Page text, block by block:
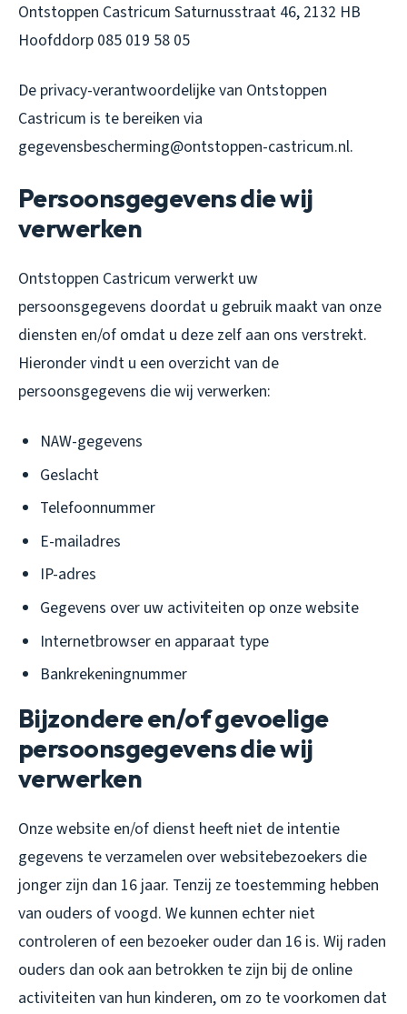
Ontstoppen Castricum Saturnusstraat 46, 2132 HB
Hoofddorp 085 019 58 05
De privacy-verantwoordelijke van Ontstoppen
Castricum is te bereiken via
gegevensbescherming@ontstoppen-castricum.nl.
Persoonsgegevens die wij
verwerken
Ontstoppen Castricum verwerkt uw
persoonsgegevens doordat u gebruik maakt van onze
diensten en/of omdat u deze zelf aan ons verstrekt.
Hieronder vindt u een overzicht van de
persoonsgegevens die wij verwerken:
NAW-gegevens
Geslacht
Telefoonnummer
E-mailadres
IP-adres
Gegevens over uw activiteiten op onze website
Internetbrowser en apparaat type
Bankrekeningnummer
Bijzondere en/of gevoelige
persoonsgegevens die wij
verwerken
Onze website en/of dienst heeft niet de intentie
gegevens te verzamelen over websitebezoekers die
jonger zijn dan 16 jaar. Tenzij ze toestemming hebben
van ouders of voogd. We kunnen echter niet
controleren of een bezoeker ouder dan 16 is. Wij raden
ouders dan ook aan betrokken te zijn bij de online
activiteiten van hun kinderen, om zo te voorkomen dat